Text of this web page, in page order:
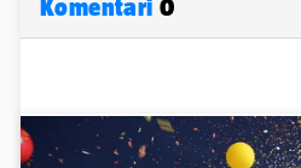
Komentari 0